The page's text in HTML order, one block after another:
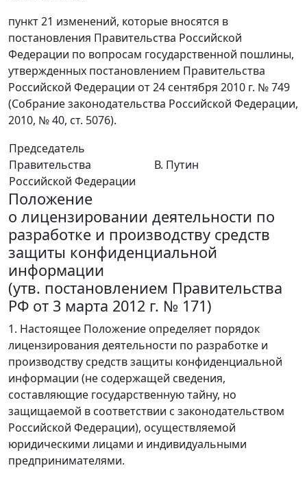
пункт 21 изменений, которые вносятся в
постановления Правительства Российской
Федерации по вопросам государственной пошлины,
утвержденных постановлением Правительства
Российской Федерации от 24 сентября 2010 г. № 749
(Собрание законодательства Российской Федерации,
2010, № 40, ст. 5076).
Председатель
Правительства
Российской Федерации
В. Путин
Положение
о лицензировании деятельности по
разработке и производству средств
защиты конфиденциальной
информации
(утв. постановлением Правительства
РФ от 3 марта 2012 г. № 171)
1. Настоящее Положение определяет порядок
лицензирования деятельности по разработке и
производству средств защиты конфиденциальной
информации (не содержащей сведения,
составляющие государственную тайну, но
защищаемой в соответствии с законодательством
Российской Федерации), осуществляемой
юридическими лицами и индивидуальными
предпринимателями.